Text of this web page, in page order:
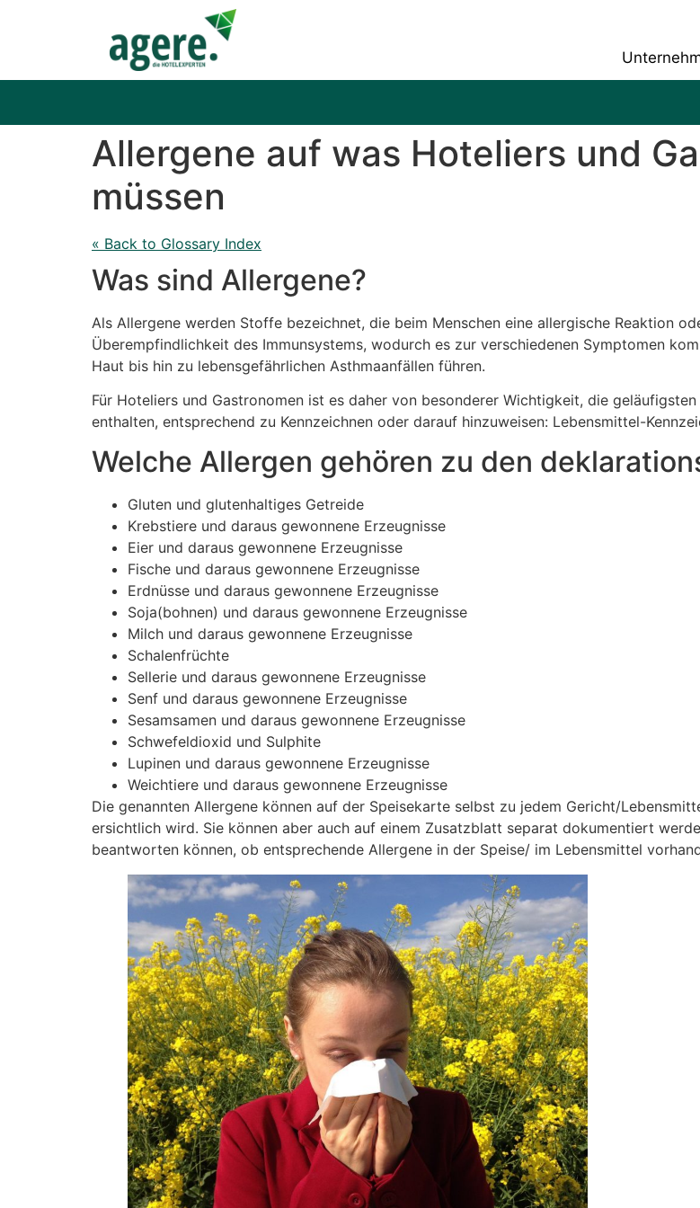
Allergene auf was Hoteliers und
müssen
« Back to Glossary Index
Was sind Allergene?
Als Allergene werden Stoffe bezeichnet, die beim Menschen eine allergische Reaktion
Überempfindlichkeit des Immunsystems, wodurch es zur verschiedenen Symptomen
Haut bis hin zu lebensgefährlichen Asthmaanfällen führen.
Für Hoteliers und Gastronomen ist es daher von besonderer Wichtigkeit, die
enthalten, entsprechend zu Kennzeichnen oder darauf hinzuweisen: Lebensmittel-
Welche Allergen gehören zu den
Gluten und glutenhaltiges Getreide
Krebstiere und daraus gewonnene Erzeugnisse
Eier und daraus gewonnene Erzeugnisse
Fische und daraus gewonnene Erzeugnisse
Erdnüsse und daraus gewonnene Erzeugnisse
Soja(bohnen) und daraus gewonnene Erzeugnisse
Milch und daraus gewonnene Erzeugnisse
Schalenfrüchte
Sellerie und daraus gewonnene Erzeugnisse
Senf und daraus gewonnene Erzeugnisse
Sesamsamen und daraus gewonnene Erzeugnisse
Schwefeldioxid und Sulphite
Lupinen und daraus gewonnene Erzeugnisse
Weichtiere und daraus gewonnene Erzeugnisse
Die genannten Allergene können auf der Speisekarte selbst zu jedem Gericht/
ersichtlich wird. Sie können aber auch auf einem Zusatzblatt separat dokumentiert
beantworten können, ob entsprechende Allergene in der Speise/ im Lebensmittel